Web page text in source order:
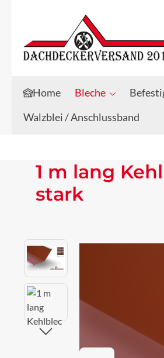
Zum Hauptinhalt springen
Zur Suche springen
Home Bleche
Walzblei / Anschlussband
1 m lang
stark
Bildergalerie überspringen